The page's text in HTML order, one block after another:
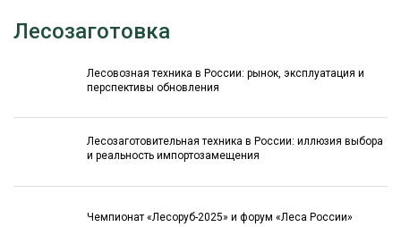
Лесозаготовка
Лесовозная техника в России: рынок, эксплуатация и
перспективы обновления
Лесозаготовительная техника в России: иллюзия выбора
и реальность импортозамещения
Чемпионат «Лесоруб-2025» и форум «Леса России»